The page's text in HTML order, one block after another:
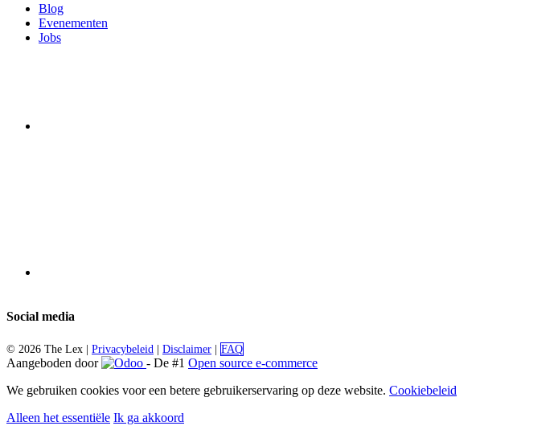
Blog
Evenementen
Jobs
Social media
© 2026 The Lex | Privacybeleid Disclaimer FAQ
Aangeboden door - De #1 Open source e-commerce
We gebruiken cookies voor een betere gebruikerservaring op deze website. Cookiebeleid
Alleen het essentiële Ik ga akkoord